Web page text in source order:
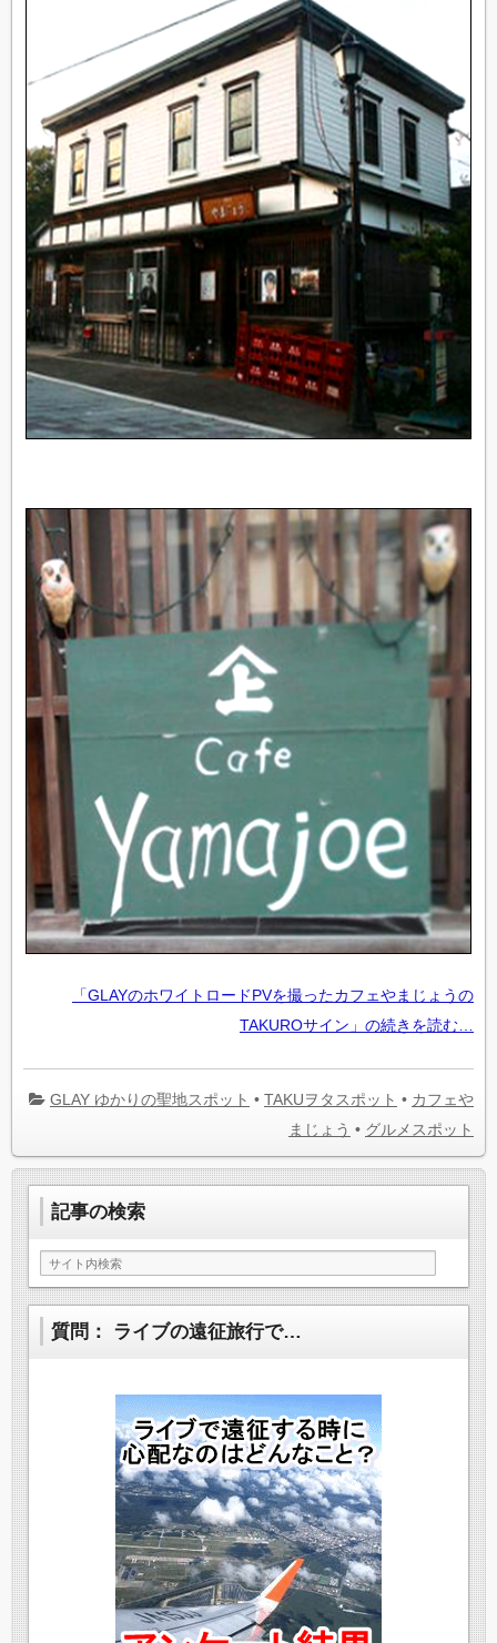
「GLAYのホワイトロードPVを撮ったカフェやまじょうの
TAKUROサイン」の続きを読む…
GLAY ゆかりの聖地スポット • TAKUヲタスポット • カフェや
まじょう • グルメスポット
記事の検索
質問： ライブの遠征旅行で…